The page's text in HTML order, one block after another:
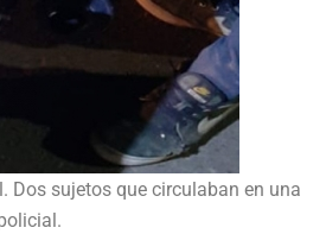
Dos sujetos que circulaban en una